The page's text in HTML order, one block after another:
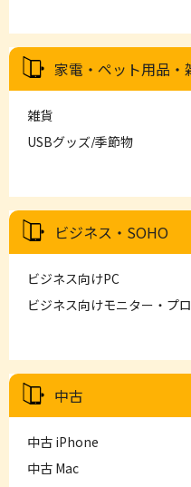
家電・ペット用品・
雑貨
USBグッズ/季節物
ビジネス・SOHO
ビジネス向けPC
ビジネス向けモニター・プ
中古
中古 iPhone
中古 Mac